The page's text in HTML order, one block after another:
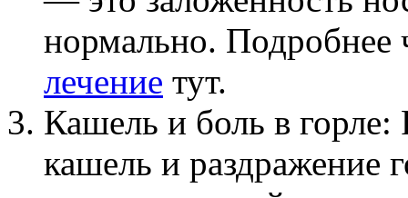
нормально. Подробнее
лечение тут.
Кашель и боль в горле:
кашель и раздражение